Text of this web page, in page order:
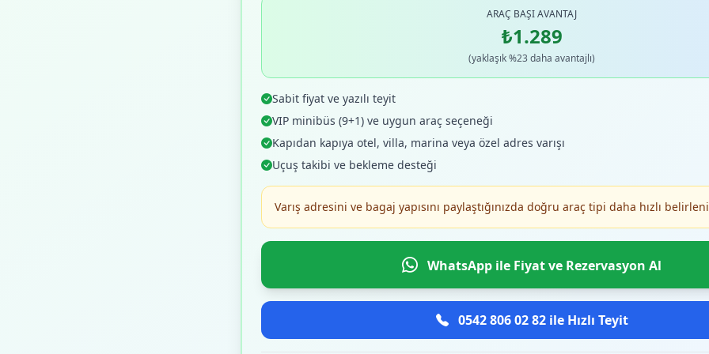
ARAÇ BAŞI AVANTAJ
₺1.289
(yaklaşık %23 daha avantajlı)
Sabit fiyat ve yazılı teyit
VIP minibüs (9+1) ve uygun araç seçeneği
Kapıdan kapıya otel, villa, marina veya özel adres varışı
Uçuş takibi ve bekleme desteği
Varış adresini ve bagaj yapısını paylaştığınızda doğru araç tipi daha hızlı
WhatsApp ile Fiyat ve Rezervasyon Al
0542 806 02 82 ile Hızlı Teyit